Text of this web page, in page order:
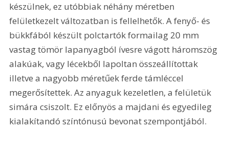
készülnek, ez utóbbiak néhány méretben
felületkezelt változatban is fellelhetők. A fenyő- és
bükkfából készült polctartók formailag 20 mm
vastag tömör lapanyagból ívesre vágott háromszög
alakúak, vagy lécekből lapoltan összeállítottak
illetve a nagyobb méretűek ferde támléccel
megerősítettek. Az anyaguk kezeletlen, a felületük
simára csiszolt. Ez előnyös a majdani és egyedileg
kialakítandó színtónusú bevonat szempontjából.